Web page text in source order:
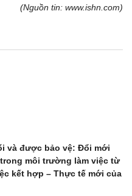
(Nguồn tin: www.ishn.com)
và được bảo vệ: Đổi mới
môi trường làm việc từ
kết hợp – Thực tế mới của